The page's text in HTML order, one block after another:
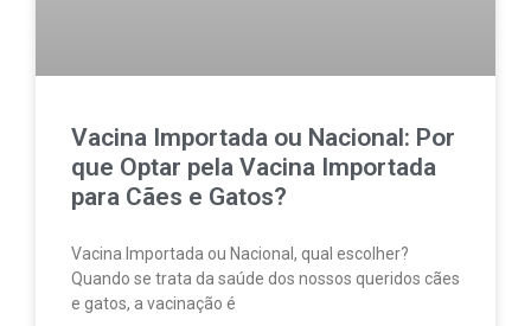
Vacina Importada ou Nacional: Por
que Optar pela Vacina Importada
para Cães e Gatos?
Vacina Importada ou Nacional, qual escolher?
Quando se trata da saúde dos nossos queridos cães
e gatos, a vacinação é